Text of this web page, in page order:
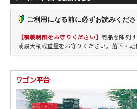
ご利用になる前に必ずお読みくだ
【積載制限をお守りください】 商品を陳列
載最大積載重量をお守りください。落下・転
ワゴン平台